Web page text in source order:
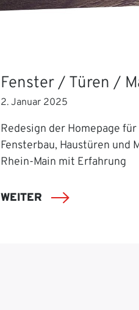
Fenster / Türen /
2. Januar 2025
Redesign der Homepage
Fensterbau, Haustüren und
Rhein-Main mit Erfahrung
WEITER